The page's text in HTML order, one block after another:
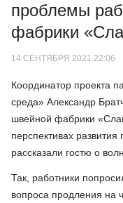
проблемы
фабрики
14 СЕНТЯБРЯ 2021 22:06
Координатор проекта
среда» Александр
швейной фабрики
перспективах
рассказали гостю о
Так, работники
вопроса продления на